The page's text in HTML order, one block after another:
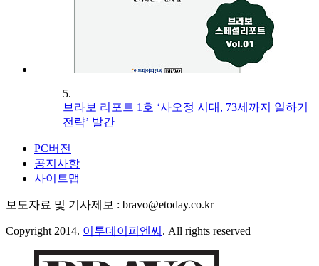
5.
브라보 리포트 1호 ‘사오정 시대, 73세까지 일하기
전략’ 발간
PC버전
공지사항
사이트맵
보도자료 및 기사제보 : bravo@etoday.co.kr
Copyright 2014. 이투데이피엔씨 . All rights reserved